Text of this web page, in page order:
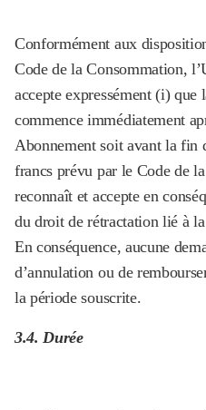
Conformément aux
Code de la Consommation,
accepte expressément (i)
commence immédiatement
Abonnement soit avant la fin
francs prévu par le Code de
reconnaît et accepte en
du droit de rétractation lié à
En conséquence, aucune
d’annulation ou de
la période souscrite.
3.4. Durée